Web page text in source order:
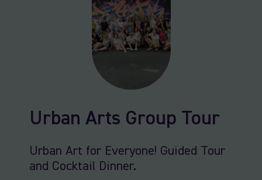
Urban Arts Group Tour
Urban Art for Everyone! Guided Tour
and Cocktail Dinner.